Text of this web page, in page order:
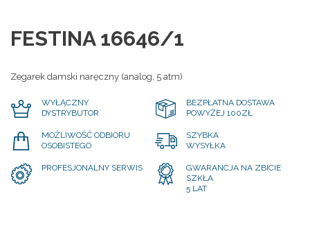
FESTINA 16646/1
Zegarek damski naręczny (analog, 5 atm)
WYŁĄCZNY
DYSTRYBUTOR
BEZPŁATNA DOSTAWA
POWYŻEJ 100ZŁ
MOŻLIWOŚĆ ODBIORU
OSOBISTEGO
SZYBKA
WYSYŁKA
PROFESJONALNY SERWIS
GWARANCJA NA ZBICIE
SZKŁA
5 LAT